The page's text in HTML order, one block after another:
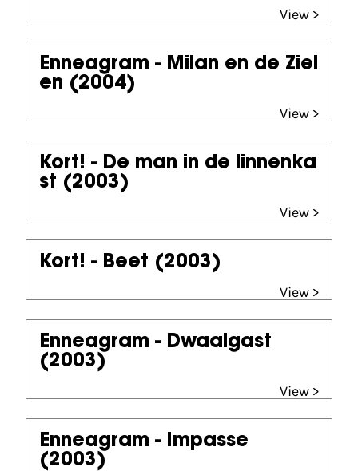
View >
Enneagram - Milan en de Ziel
en (2004)
View >
Kort! - De man in de linnenka
st (2003)
View >
Kort! - Beet (2003)
View >
Enneagram - Dwaalgast
(2003)
View >
Enneagram - Impasse
(2003)